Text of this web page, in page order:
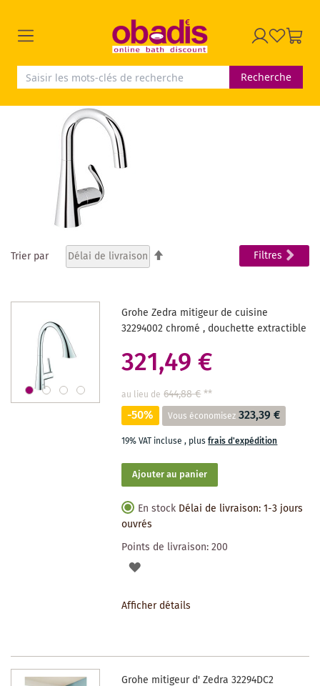
Recherche
Trier par Filtres
Grohe Zedra mitigeur de cuisine
32294002 chromé , douchette extractible
321,49 €
au lieu de 644,88 €**
-50% Vous économisez 323,39 €
19% VAT incluse, plusfrais d'expédition
Ajouter au panier
En stock Délai de livraison: 1-3 jours
ouvrés
Points de livraison:200
AJOUTER
Afficher détails
Grohe mitigeur d' Zedra 32294DC2